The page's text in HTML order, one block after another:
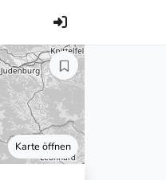
Karte öffnen